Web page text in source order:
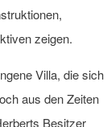
zeigen.
Villa, die sich
aus den Zeiten
Besitzer